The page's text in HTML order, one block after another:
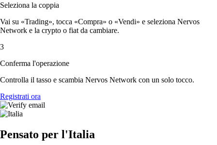
Seleziona la coppia
Vai su «Trading», tocca «Compra» o «Vendi» e seleziona Nervos
Network e la crypto o fiat da cambiare.
3
Conferma l'operazione
Controlla il tasso e scambia Nervos Network con un solo tocco.
Registrati ora
Pensato per l'Italia